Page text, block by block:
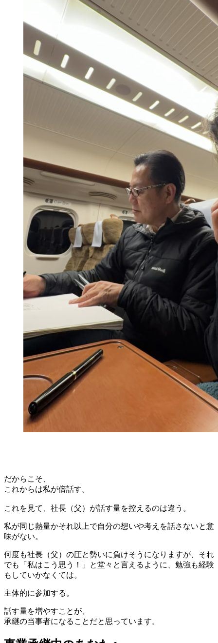
だからこそ、
これからは私が倍話す。
これを見て、社長（父）が話す量を控えるのは違う。
私が同じ熱量かそれ以上で自分の想いや考えを話さないと意
味がない。
何度も社長（父）の圧と勢いに負けそうになりますが、それ
でも「私はこう思う！」と堂々と言えるように、勉強も経験
もしていかなくては。
主体的に参加する。
話す量を増やすことが、
承継の当事者になることだと思っています。